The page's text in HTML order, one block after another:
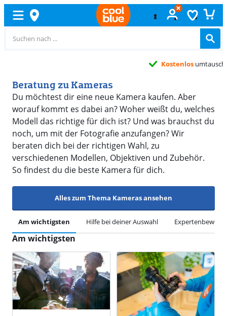
umtauschen
Beratung zu Kameras
Du möchtest dir eine neue Kamera kaufen. Aber
worauf kommt es dabei an? Woher weißt du, welches
Modell das richtige für dich ist? Und was brauchst du
noch, um mit der Fotografie anzufangen? Wir
beraten dich bei der richtigen Wahl, zu
verschiedenen Modellen, Objektiven und Zubehör.
So findest du die beste Kamera für dich.
Alles zum Thema Kameras ansehen
Am wichtigsten Hilfe bei deiner Auswahl
Am wichtigsten